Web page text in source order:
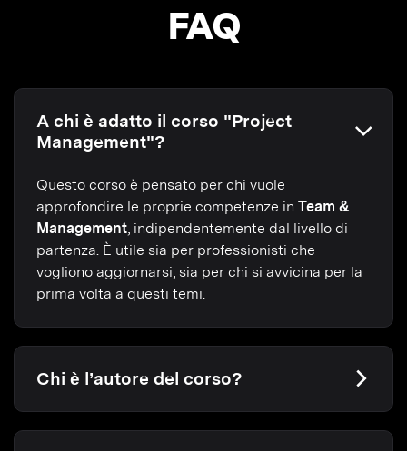
FAQ
A chi è adatto il corso "Project
Management"?
Questo corso è pensato per chi vuole
approfondire le proprie competenze in Team &
Management , indipendentemente dal livello di
partenza. È utile sia per professionisti che
vogliono aggiornarsi, sia per chi si avvicina per la
prima volta a questi temi.
Chi è l’autore del corso?